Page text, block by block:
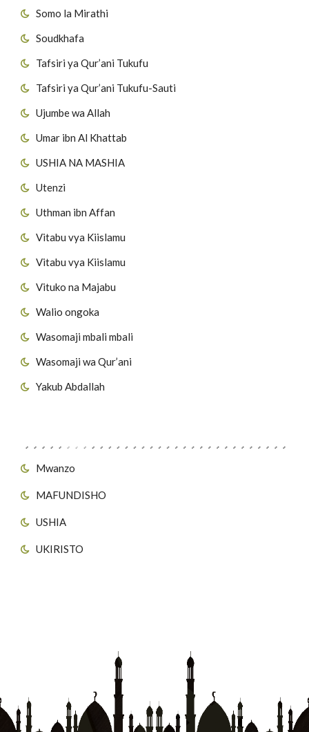
Somo la Mirathi
Soudkhafa
Tafsiri ya Qur’ani Tukufu
Tafsiri ya Qur’ani Tukufu-Sauti
Ujumbe wa Allah
Umar ibn Al Khattab
USHIA NA MASHIA
Utenzi
Uthman ibn Affan
Vitabu vya Kiislamu
Vitabu vya Kiislamu
Vituko na Majabu
Walio ongoka
Wasomaji mbali mbali
Wasomaji wa Qur’ani
Yakub Abdallah
Mwanzo
MAFUNDISHO
USHIA
UKIRISTO